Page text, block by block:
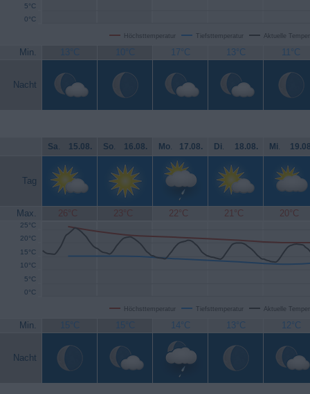
Höchsttemperatur Tiefsttemperatur Aktuelle
0°C
5°C
Min. 13°C 10°C 17°C 13°C 11°C
Nacht
Sa. 15.08. So. 16.08. Mo. 17.08. Di. 18.08. Mi.
Tag
Max. 26°C 23°C 22°C 21°C 20°C
Höchsttemperatur Tiefsttemperatur Aktuelle
0°C
5°C
10°C
15°C
20°C
25°C
Min. 15°C 15°C 14°C 13°C 12°C
Nacht